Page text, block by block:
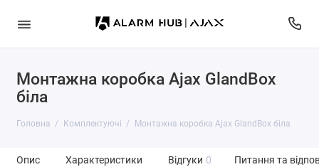
Монтажна коробка Ajax GlandBox
біла
Головна Комплектуючі Монтажна коробка Ajax GlandBox біла
Опис Характеристики Відгуки 0 Питання та